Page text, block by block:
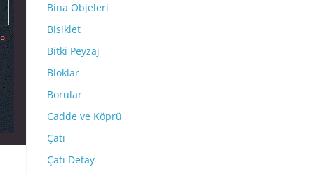
Bina Objeleri
Bisiklet
Bitki Peyzaj
Bloklar
Borular
Cadde ve Köprü
Çatı
Çatı Detay